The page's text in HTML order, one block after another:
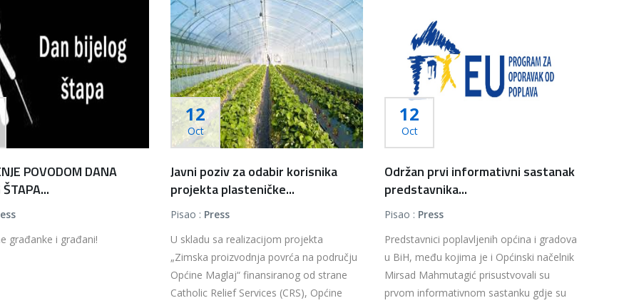
POVODOM DANA
ŠTAPA...
građanke i građani!
12
Oct
Javni poziv za odabir korisnika
projekta plasteničke...
Pisao : Press
U skladu sa realizacijom projekta
„Zimska proizvodnja povrća na području
Općine Maglaj“ finansiranog od strane
Catholic Relief Services (CRS), Općine
12
Oct
Održan prvi informativni sastanak
predstavnika...
Pisao : Press
Predstavnici poplavljenih općina i gradova
u BiH, među kojima je i Općinski načelnik
Mirsad Mahmutagić prisustvovali su
prvom informativnom sastanku gdje su